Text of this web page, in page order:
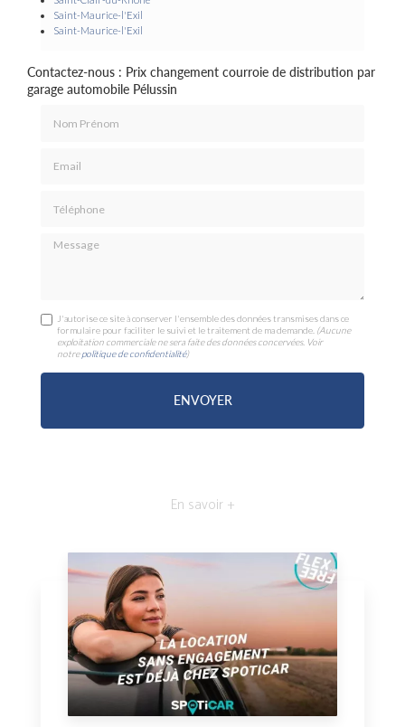
Saint-Maurice-l'Exil
Saint-Maurice-l'Exil
Contactez-nous : Prix changement courroie de distribution par
garage automobile Pélussin
Message
J'autorise ce site à conserver l'ensemble des données transmises dans ce
formulaire pour faciliter le suivi et le traitement de ma demande. (Aucune
exploitation commerciale ne sera faite des données concervées. Voir
notrepolitique de confidentialité)
En savoir +